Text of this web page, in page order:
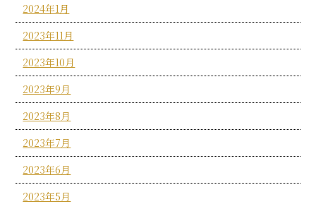
2024年1月
2023年11月
2023年10月
2023年9月
2023年8月
2023年7月
2023年6月
2023年5月